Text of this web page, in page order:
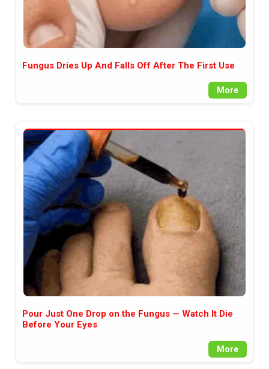
Fungus Dries Up And Falls Off After The First Use
More
Pour Just One Drop on the Fungus — Watch It Die
Before Your Eyes
More